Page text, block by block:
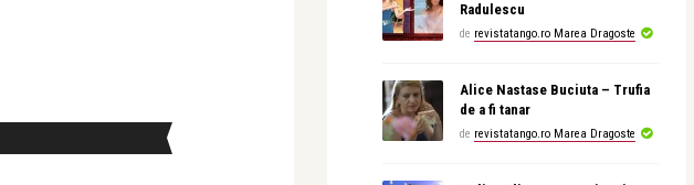
Radulescu
de revistatango.ro Marea Dragoste
Alice Nastase Buciuta – Trufia
de a fi tanar
de revistatango.ro Marea Dragoste